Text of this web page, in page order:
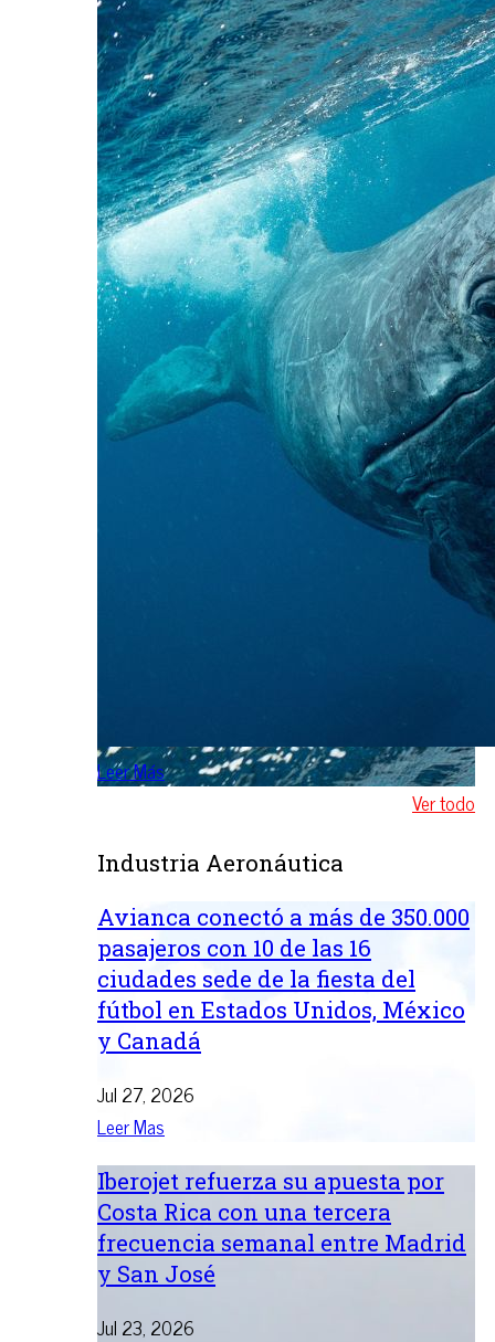
Leer Más
Ver todo
Industria Aeronáutica
Avianca conectó a más de 350.000
pasajeros con 10 de las 16
ciudades sede de la fiesta del
fútbol en Estados Unidos, México
y Canadá
Jul 27, 2026
Leer Mas
Iberojet refuerza su apuesta por
Costa Rica con una tercera
frecuencia semanal entre Madrid
y San José
Jul 23, 2026